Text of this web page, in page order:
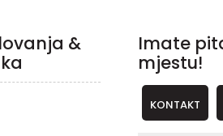
&
Imate
mjestu!
KONTAKT